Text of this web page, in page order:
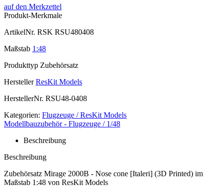
auf den Merkzettel
Produkt-Merkmale
ArtikelNr. RSK RSU480408
Maßstab 1:48
Produkttyp Zubehörsatz
Hersteller ResKit Models
HerstellerNr. RSU48-0408
Kategorien: Flugzeuge / ResKit Models
Modellbauzubehör - Flugzeuge / 1/48
Beschreibung
Beschreibung
Zubehörsatz Mirage 2000B - Nose cone [Italeri] (3D Printed) im
Maßstab 1:48 von ResKit Models